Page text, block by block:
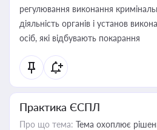
регулювання виконання
діяльність органів і установ
осіб, які відбувають покарання
Практика ЄСПЛ
Про що тема: Тема охоплює